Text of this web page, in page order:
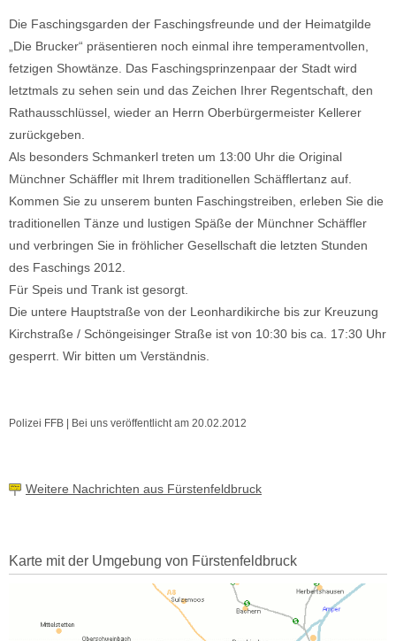
Die Faschingsgarden der Faschingsfreunde und der Heimatgilde
„Die Brucker“ präsentieren noch einmal ihre temperamentvollen,
fetzigen Showtänze. Das Faschingsprinzenpaar der Stadt wird
letztmals zu sehen sein und das Zeichen Ihrer Regentschaft, den
Rathausschlüssel, wieder an Herrn Oberbürgermeister Kellerer
zurückgeben.
Als besonders Schmankerl treten um 13:00 Uhr die Original
Münchner Schäffler mit Ihrem traditionellen Schäfflertanz auf.
Kommen Sie zu unserem bunten Faschingstreiben, erleben Sie die
traditionellen Tänze und lustigen Späße der Münchner Schäffler
und verbringen Sie in fröhlicher Gesellschaft die letzten Stunden
des Faschings 2012.
Für Speis und Trank ist gesorgt.
Die untere Hauptstraße von der Leonhardikirche bis zur Kreuzung
Kirchstraße / Schöngeisinger Straße ist von 10:30 bis ca. 17:30 Uhr
gesperrt. Wir bitten um Verständnis.
Polizei FFB | Bei uns veröffentlicht am 20.02.2012
Weitere Nachrichten aus Fürstenfeldbruck
Karte mit der Umgebung von Fürstenfeldbruck